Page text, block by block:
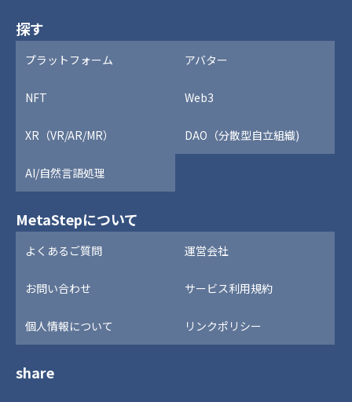
探す
プラットフォーム アバター
NFT Web3
XR（VR/AR/MR） DAO（分散型自立組織)
AI/自然言語処理
MetaStepについて
よくあるご質問 運営会社
お問い合わせ サービス利用規約
個人情報について リンクポリシー
share